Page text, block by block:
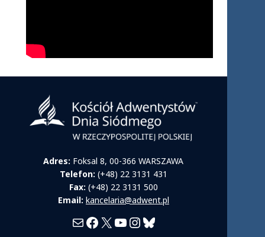
Adres: Foksal 8, 00-366 WARSZAWA
Telefon: (+48) 22 3131 431
Fax: (+48) 22 3131 500
Email: kancelaria@adwent.pl
MailFacebook
X YouTube
Instagram
Bluesky